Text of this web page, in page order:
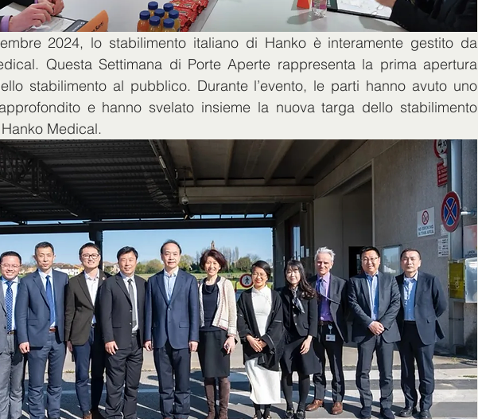
2024, lo stabilimento italiano di Hanko è interamente gestito da
Questa Settimana di Porte Aperte rappresenta la prima apertura
stabilimento al pubblico. Durante l’evento, le parti hanno avuto uno
e hanno svelato insieme la nuova targa dello stabilimento
Medical.